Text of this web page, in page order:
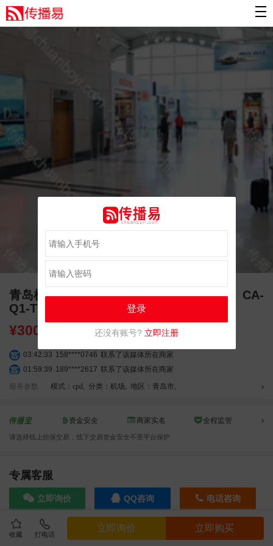
收藏 打电话
立即询价 立即购买
青岛机场T1出发层墙面灯箱广告（一个月）CA-
Q1-T1
¥30000.00
03:42:33 158****0746 联系了该媒体所在商家
01:59:39 189****2617 联系了该媒体所在商家
12:40:20 177****7961 联系了该媒体所在商家
03:40:56
157****6971
联系了该媒体所在商家
02:32:27
04:09:07 182****6963 联系了该媒体所在商家
11:44:28 130****3379
联系了该媒体所在商家
191****0991 联系了该媒体所在商家
05:24:34
186****8762 联系了该媒体所在商家
服务参数 模式：cpd , 分类：机场, 地区：青岛市,
资金安全 商家实名 全程监管
请选择线上担保交易，线下交易资金安全不受平台保护
专属客服
立即询价 QQ咨询 电话咨询
效果截图
登录
还没有账号? 立即注册